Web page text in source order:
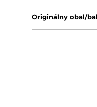
Originálny obal/